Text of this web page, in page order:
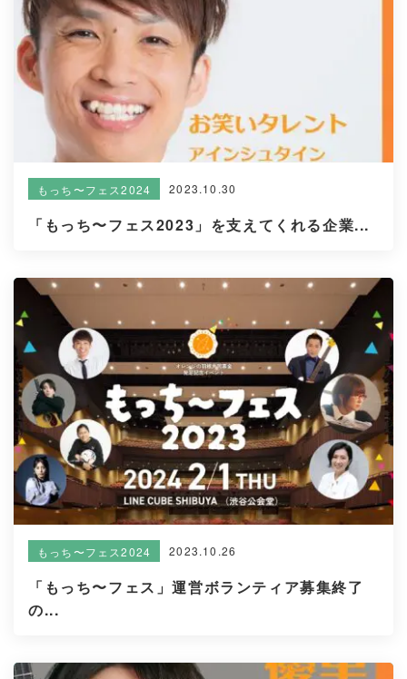
もっち〜フェス2024 2023.10.30
「もっち〜フェス2023」を支えてくれる企業...
もっち〜フェス2024 2023.10.26
「もっち〜フェス」運営ボランティア募集終了
の...